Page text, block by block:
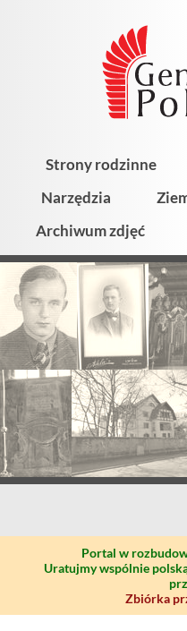
Strony rodzinne
Narzędzia
Archiwum zdjęć
Portal w
Uratujmy wspólnie
Zbiórka